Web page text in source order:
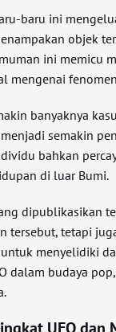
baru ini
objek
ini memicu
mengenai
banyaknya
semakin
bahkan
di luar Bumi.
dipublikasikan
tersebut, tetapi
menyelidiki
dalam budaya